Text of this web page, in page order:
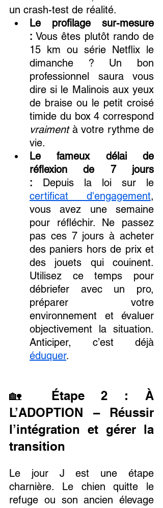
un crash-test de réalité.
Le profilage sur-mesure
: Vous êtes plutôt rando de
15 km ou série Netflix le
dimanche ? Un bon
professionnel saura vous
dire si le Malinois aux yeux
de braise ou le petit croisé
vraiment à votre rythme de
vie.
Le fameux délai de
réflexion de 7 jours
:
certificat d'engagement,
vous avez une semaine
pour réfléchir. Ne passez
pas ces 7 jours à acheter
des paniers hors de prix et
des jouets qui couinent.
Utilisez ce temps pour
débriefer avec un pro,
préparer votre
environnement et évaluer
objectivement la situation.
éduquer.
🏡 Étape 2 : À
L’ADOPTION – Réussir
l’intégration et gérer la
transition
Le jour J est une étape
charnière. Le chien quitte le
refuge ou son ancien élevage